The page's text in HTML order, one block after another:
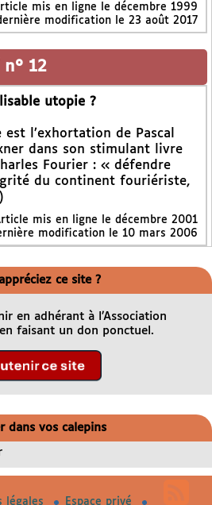
mis en ligne le décembre 1999
modification le 23 août 2017
12
utopie ?
est l’exhortation de Pascal
dans son stimulant livre
Fourier : « défendre
du continent fouriériste,
mis en ligne le décembre 2001
modification le 10 mars 2006
ce site ?
en adhérant à l’Association
faisant un don ponctuel.
dans vos calepins
légales Espace privé